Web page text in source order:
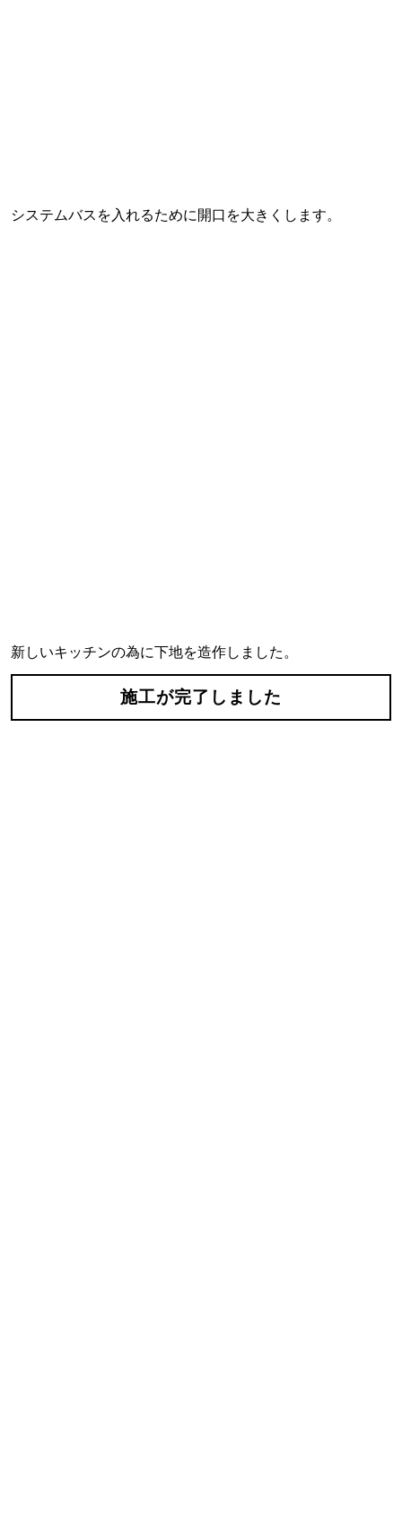
システムバスを入れるために開口を大きくします。
新しいキッチンの為に下地を造作しました。
施工が完了しました